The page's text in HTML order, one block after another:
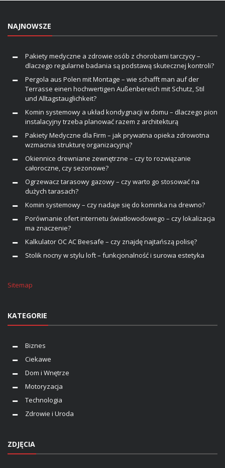
NAJNOWSZE
Pakiety medyczne a zdrowie osób z chorobami tarczycy –
dlaczego regularne badania są podstawą skutecznej kontroli?
Pergola aus Polen mit Montage – wie schafft man auf der
Terrasse einen hochwertigen Außenbereich mit Schutz, Stil
und Alltagstauglichkeit?
Komin systemowy a układ kondygnacji w domu – dlaczego pion
instalacyjny trzeba planować razem z architekturą
Pakiety Medyczne dla Firm – jak prywatna opieka zdrowotna
wzmacnia strukturę organizacyjną?
Okiennice drewniane zewnętrzne – czy to rozwiązanie
całoroczne, czy sezonowe?
Ogrzewacz tarasowy gazowy – czy warto go stosować na
dużych tarasach?
Komin systemowy – czy nadaje się do kominka na drewno?
Porównanie ofert internetu światłowodowego – czy lokalizacja
ma znaczenie?
Kalkulator OC AC Beesafe – czy znajdę najtańszą polisę?
Stolik nocny w stylu loft – funkcjonalność i surowa estetyka
Sitemap
KATEGORIE
Biznes
Ciekawe
Dom i Wnętrze
Motoryzacja
Technologia
Zdrowie i Uroda
ZDJĘCIA